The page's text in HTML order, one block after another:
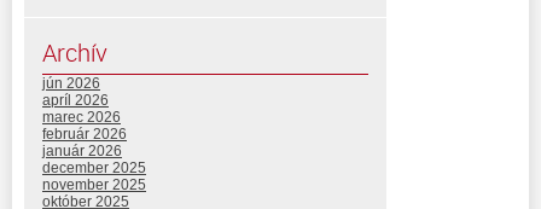
Archív
jún 2026
apríl 2026
marec 2026
február 2026
január 2026
december 2025
november 2025
október 2025